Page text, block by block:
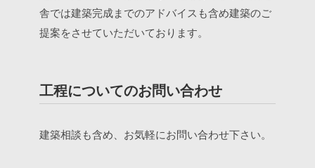
舎では建築完成までのアドバイスも含め建築のご
提案をさせていただいております。
工程についてのお問い合わせ
建築相談も含め、お気軽にお問い合わせ下さい。